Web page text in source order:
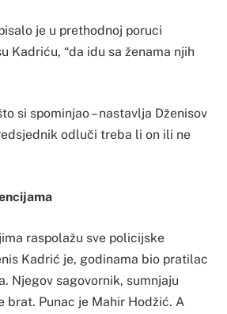
je u prethodnoj poruci
Kadriću, “da idu sa ženama njih
si spominjao – nastavlja Dženisov
odluči treba li on ili ne
raspolažu sve policijske
Kadrić je, godinama bio pratilac
Njegov sagovornik, sumnjaju
brat. Punac je Mahir Hodžić. A